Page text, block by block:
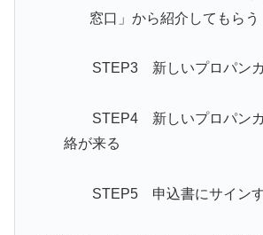
窓口」から紹介してもらう
STEP3 新しいプロパンガ
STEP4 新しいプロパンガ
絡が来る
STEP5 申込書にサイン